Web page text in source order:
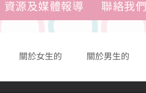
資源及媒體報導 聯絡我們
關於女生的 關於男生的